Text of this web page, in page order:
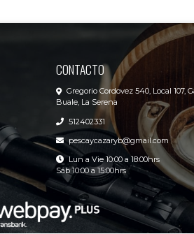
CONTACTO
Gregorio Cordovez 540, Local 107,
Buale, La Serena
512402331
pescaycazaryb@gmail.com
Lun a Vie 10:00 a 18:00hrs
Sáb 10:00 a 15:00hrs